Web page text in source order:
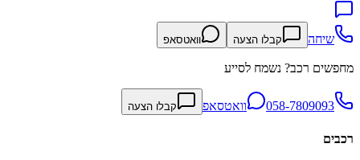
שיחה קבלו הצעה וואטסאפ
מחפשים רכב? נשמח לסייע
058-7809093 וואטסאפ קבלו הצעה
רכבים